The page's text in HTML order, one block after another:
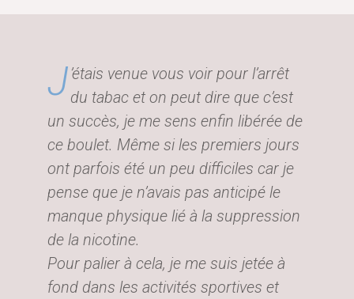
J’étais venue vous voir pour l’arrêt
du tabac et on peut dire que c’est
un succès, je me sens enfin libérée de
ce boulet. Même si les premiers jours
ont parfois été un peu difficiles car je
pense que je n’avais pas anticipé le
manque physique lié à la suppression
de la nicotine.
Pour palier à cela, je me suis jetée à
fond dans les activités sportives et